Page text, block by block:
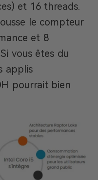
et 16 threads.
le compteur
et 8
vous êtes du
applis
pourrait bien